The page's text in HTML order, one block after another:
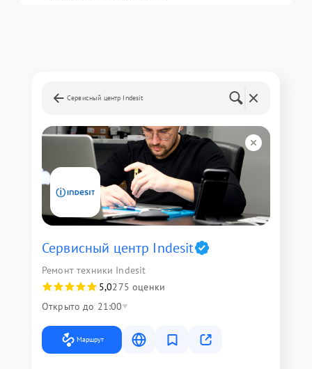
Сервисный центр Indesit
Сервисный центр Indesit
Ремонт техники Indesit
5,0275 оценки
Открыто до 21:00
Маршрут